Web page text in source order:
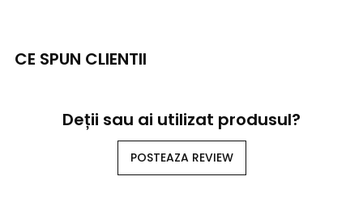
CE SPUN CLIENTII
Deții sau ai utilizat produsul?
POSTEAZA REVIEW